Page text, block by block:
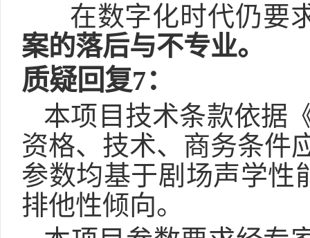
在数字化时代仍要
案的落后与不专业。
质疑回复7：
本项目技术条款依据
资格、技术、商务条件
参数均基于剧场声学性
排他性倾向。